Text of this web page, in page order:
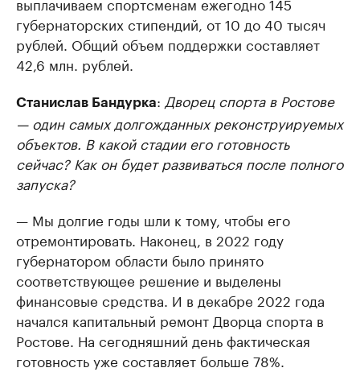
губернаторских стипендий, от 10 до 40 тысяч
рублей. Общий объем поддержки составляет
42,6 млн. рублей.
Станислав Бандурка: Дворец спорта в Ростове
— один самых долгожданных реконструируемых
объектов. В какой стадии его готовность
сейчас? Как он будет развиваться после полного
запуска?
— Мы долгие годы шли к тому, чтобы его
отремонтировать. Наконец, в 2022 году
губернатором области было принято
соответствующее решение и выделены
финансовые средства. И в декабре 2022 года
начался капитальный ремонт Дворца спорта в
Ростове. На сегодняшний день фактическая
готовность уже составляет больше 78%.